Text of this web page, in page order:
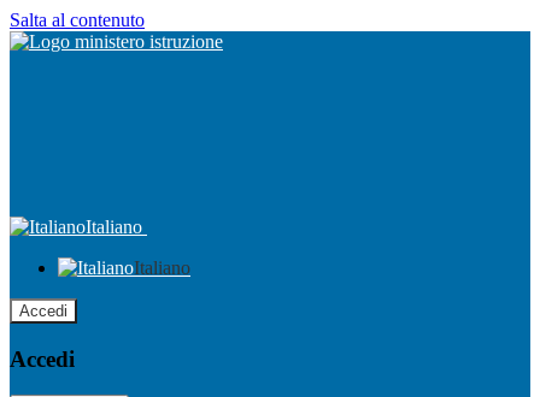
Salta al contenuto
Italiano
Italiano
Accedi
Accedi